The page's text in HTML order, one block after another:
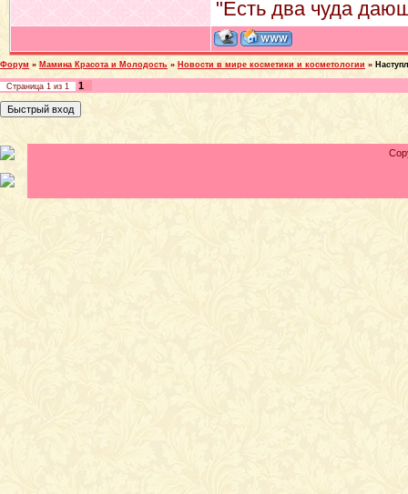
"Есть два чуда
Форум » Мамина Красота и Молодость » Новости в мире косметики и косметологии »
Страница 1 из 1 1